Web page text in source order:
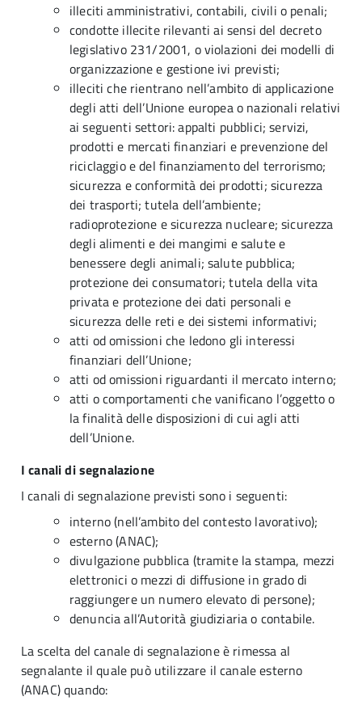
illeciti amministrativi, contabili, civili o penali;
condotte illecite rilevanti ai sensi del decreto
legislativo 231/2001, o violazioni dei modelli di
organizzazione e gestione ivi previsti;
illeciti che rientrano nell’ambito di applicazione
degli atti dell’Unione europea o nazionali relativi
ai seguenti settori: appalti pubblici; servizi,
prodotti e mercati finanziari e prevenzione del
riciclaggio e del finanziamento del terrorismo;
sicurezza e conformità dei prodotti; sicurezza
dei trasporti; tutela dell’ambiente;
radioprotezione e sicurezza nucleare; sicurezza
degli alimenti e dei mangimi e salute e
benessere degli animali; salute pubblica;
protezione dei consumatori; tutela della vita
privata e protezione dei dati personali e
sicurezza delle reti e dei sistemi informativi;
atti od omissioni che ledono gli interessi
finanziari dell’Unione;
atti od omissioni riguardanti il mercato interno;
atti o comportamenti che vanificano l’oggetto o
la finalità delle disposizioni di cui agli atti
dell’Unione.
I canali di segnalazione
I canali di segnalazione previsti sono i seguenti:
interno (nell’ambito del contesto lavorativo);
esterno (ANAC);
divulgazione pubblica (tramite la stampa, mezzi
elettronici o mezzi di diffusione in grado di
raggiungere un numero elevato di persone);
denuncia all’Autorità giudiziaria o contabile.
La scelta del canale di segnalazione è rimessa al
segnalante il quale può utilizzare il canale esterno
(ANAC) quando: